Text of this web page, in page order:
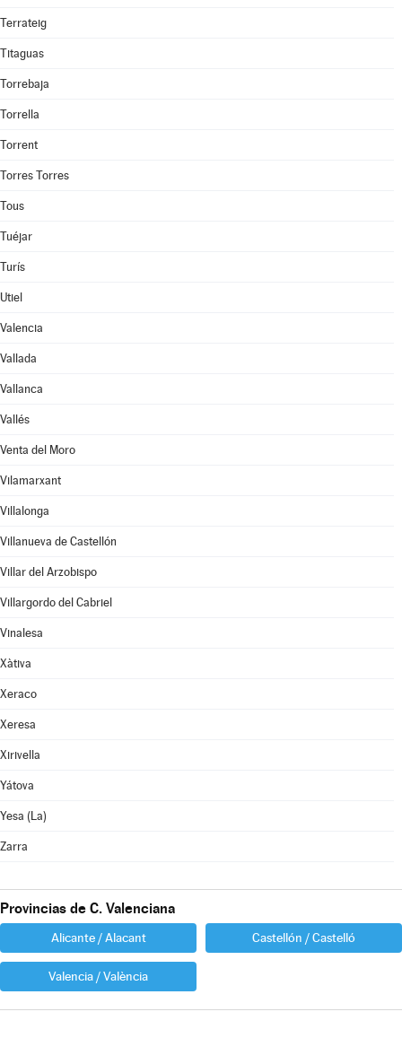
Terrateig
Titaguas
Torrebaja
Torrella
Torrent
Torres Torres
Tous
Tuéjar
Turís
Utiel
Valencia
Vallada
Vallanca
Vallés
Venta del Moro
Vilamarxant
Villalonga
Villanueva de Castellón
Villar del Arzobispo
Villargordo del Cabriel
Vinalesa
Xàtiva
Xeraco
Xeresa
Xirivella
Yátova
Yesa (La)
Zarra
Provincias de C. Valenciana
Alicante / Alacant Castellón / Castelló
Valencia / València